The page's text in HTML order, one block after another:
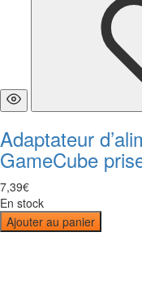
Adaptateur
GameCube
7,39€
En stock
Ajouter au panier